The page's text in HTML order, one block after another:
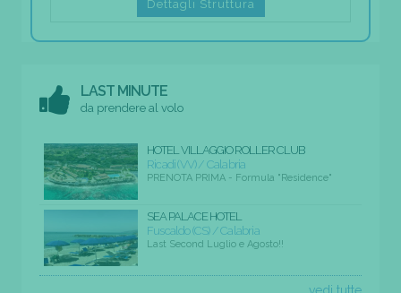
Dettagli Struttura
LAST MINUTE
da prendere al volo
HOTEL VILLAGGIO ROLLER CLUB
Ricadi (VV) / Calabria
PRENOTA PRIMA - Formula "Residence"
SEA PALACE HOTEL
Fuscaldo (CS) / Calabria
Last Second Luglio e Agosto!!
vedi tutte